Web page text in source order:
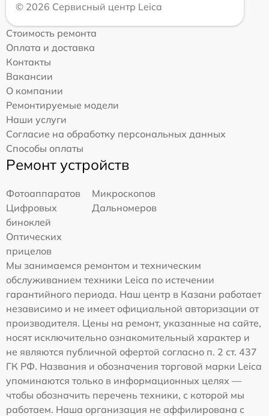
© 2026 Сервисный центр Leica
Стоимость ремонта
Оплата и доставка
Контакты
Вакансии
О компании
Ремонтируемые модели
Наши услуги
Согласие на обработку персональных данных
Способы оплаты
Ремонт устройств
Фотоаппаратов
Микроскопов
Цифровых
биноклей
Дальномеров
Оптических
прицелов
Мы занимаемся ремонтом и техническим
обслуживанием техники Leica по истечении
гарантийного периода. Наш центр в Казани работает
независимо и не имеет официальной авторизации от
производителя. Цены на ремонт, указанные на сайте,
носят исключительно ознакомительный характер и
не являются публичной офертой согласно п. 2 ст. 437
ГК РФ. Названия и обозначения торговой марки Leica
упоминаются только в информационных целях —
чтобы обозначить перечень техники, с которой мы
работаем. Наша организация не аффилирована с